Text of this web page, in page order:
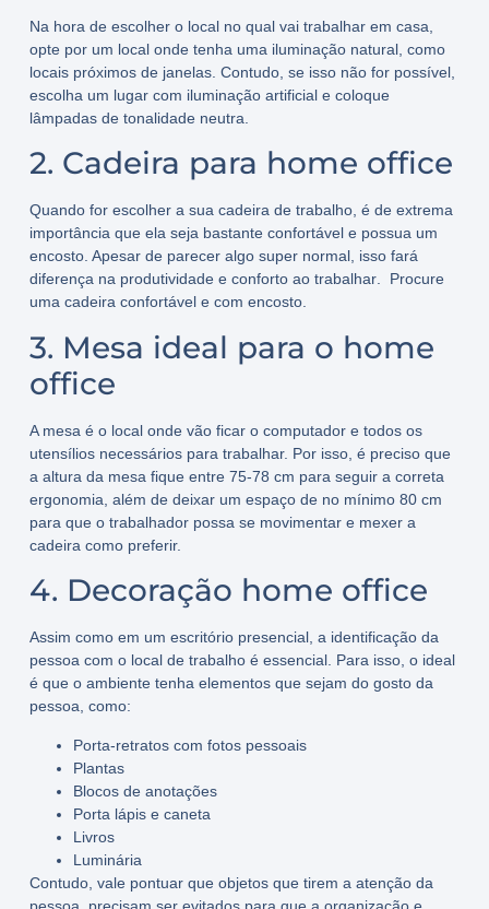
Na hora de escolher o local no qual vai trabalhar em casa
opte por um local onde tenha uma iluminação natural, como
locais próximos de janelas. Contudo, se isso não for possível,
escolha um lugar com iluminação artificiale coloque
lâmpadas de tonalidade neutra
2. Cadeira para home office
Quando for escolher a sua cadeira de trabalho, é de extrema
importância que ela seja bastante confortável e possua um
encosto. Apesar de parecer algo super normal, isso fará
diferença na produtividadee conforto ao trabalhar. Procure
uma cadeira confortável e com encosto.
3. Mesa ideal para o home
office
A mesa é o local onde vão ficar o computador e todos os
utensílios necessários para trabalhar. Por isso, é preciso que
a altura da mesa fique entre 75-78 cm para seguir a correta
ergonomia , além de deixar um espaço de no mínimo 80 cm
para que o trabalhador possa se movimentar e mexer a
cadeira como preferir.
4. Decoração home office
Assim como em um escritório presencial, a identificação da
pessoa com o local de trabalho é essencial. Para isso, o ideal
é que o ambiente tenha elementos que sejam do gosto da
pessoa, como:
Porta-retratos com fotos pessoais
Plantas
Blocos de anotações
Porta lápis e caneta
Livros
Luminária
Contudo, vale pontuar que objetos que tirem a atenção da
pessoa, precisam ser evitados para que a organização e